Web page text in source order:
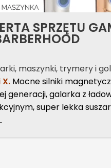
SPRZĘTU
maszynki, trymery i
X. Mocne silniki
generacji, galarka z
super lekka